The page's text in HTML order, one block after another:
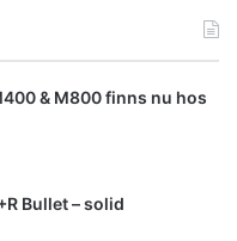
& M800 finns nu hos
Bullet – solid